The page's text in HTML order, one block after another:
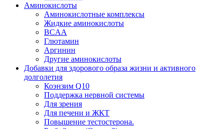
Аминокислоты
Аминокислотные комплексы
Жидкие аминокислоты
BCAA
Глютамин
Аргинин
Другие аминокислоты
Добавки для здорового образа жизни и активного
долголетия
Коэнзим Q10
Поддержка нервной системы
Для зрения
Для печени и ЖКТ
Повышение тестостерона.